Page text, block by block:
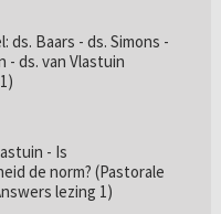
ds. Baars - ds. Simons -
- ds. van Vlastuin
- Is
de norm? (Pastorale
lezing 1)